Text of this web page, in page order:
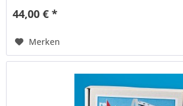
44,00 € *
Merken